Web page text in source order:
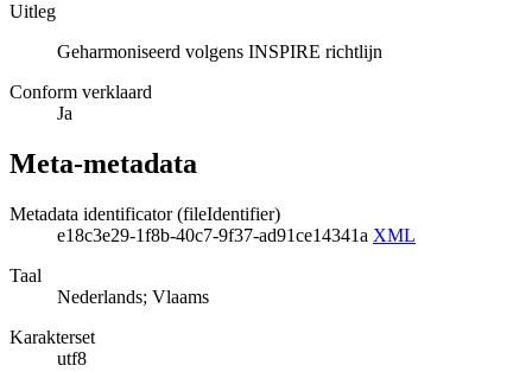
Uitleg
Geharmoniseerd volgens INSPIRE richtlijn
Conform verklaard
Ja
Meta-metadata
Metadata identificator (fileIdentifier)
e18c3e29-1f8b-40c7-9f37-ad91ce14341a XML
Taal
Nederlands; Vlaams
Karakterset
utf8